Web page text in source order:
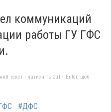
коммуникаций
работы ГУ ГФС
текст і натисніть Ctrl + Enter, щоб
#ДФС